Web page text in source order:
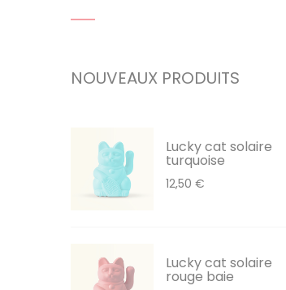
NOUVEAUX PRODUITS
Lucky cat solaire
turquoise
12,50 €
Lucky cat solaire
rouge baie